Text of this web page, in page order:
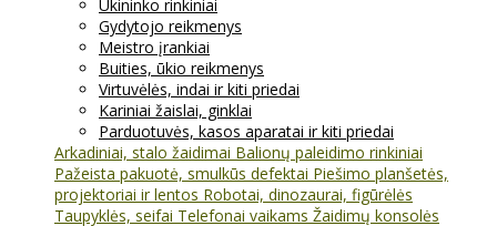
Ūkininko rinkiniai
Gydytojo reikmenys
Meistro įrankiai
Buities, ūkio reikmenys
Virtuvėlės, indai ir kiti priedai
Kariniai žaislai, ginklai
Parduotuvės, kasos aparatai ir kiti priedai
Arkadiniai, stalo žaidimai Balionų paleidimo rinkiniai
Pažeista pakuotė, smulkūs defektai Piešimo planšetės,
projektoriai ir lentos Robotai, dinozaurai, figūrėlės
Taupyklės, seifai Telefonai vaikams Žaidimų konsolės